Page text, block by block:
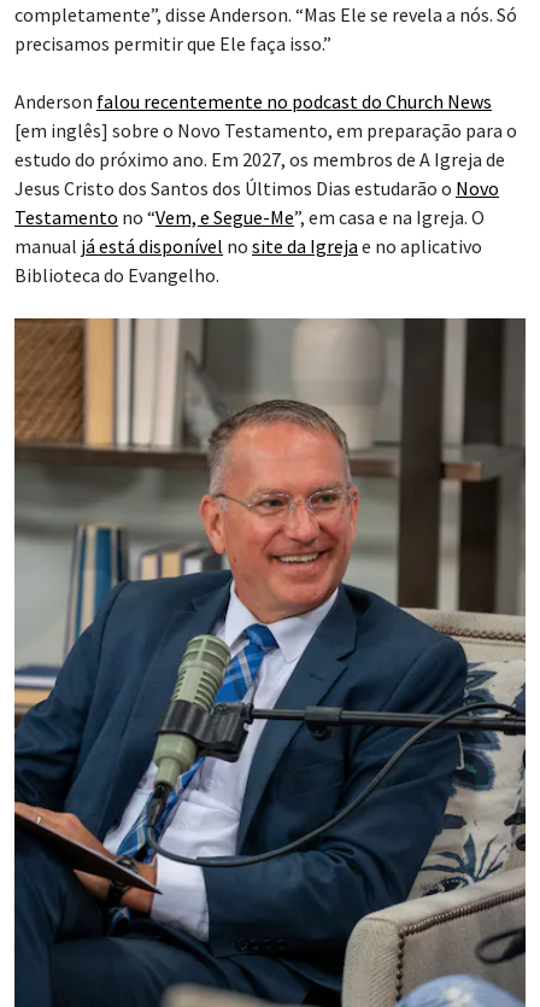
completamente”, disse Anderson. “Mas Ele se revela a nós. Só
precisamos permitir que Ele faça isso.”
Anderson falou recentemente no podcast do Church News
[em inglês] sobre o Novo Testamento, em preparação para o
estudo do próximo ano. Em 2027, os membros de A Igreja de
Jesus Cristo dos Santos dos Últimos Dias estudarão o Novo
Testamento no “Vem, e Segue-Me”, em casa e na Igreja. O
manual já está disponível no site da Igreja e no aplicativo
Biblioteca do Evangelho.